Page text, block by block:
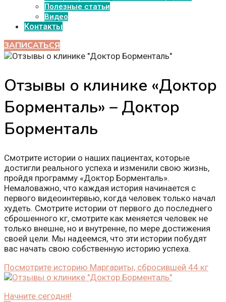
Полезные статьи
Видео
Контакты
ЗАПИСАТЬСЯ
Отзывы о клинике «Доктор
Борменталь» – Доктор
Борменталь
Смотрите истории о наших пациентах, которые
достигли реального успеха и изменили свою жизнь,
пройдя программу «Доктор Борменталь».
Немаловажно, что каждая история начинается с
первого видеоинтервью, когда человек только начал
худеть. Смотрите истории от первого до последнего
сброшенного кг, смотрите как меняется человек не
только внешне, но и внутренне, по мере достижения
своей цели. Мы надеемся, что эти истории побудят
вас начать свою собственную историю успеха.
Посмотрите историю Маргариты, сбросившей 44 кг
Начните сегодня!